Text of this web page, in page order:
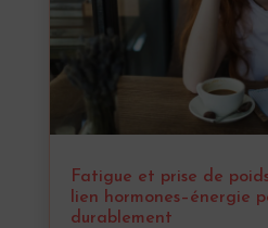
Fatigue et prise de
lien hormones–énergie
durablement